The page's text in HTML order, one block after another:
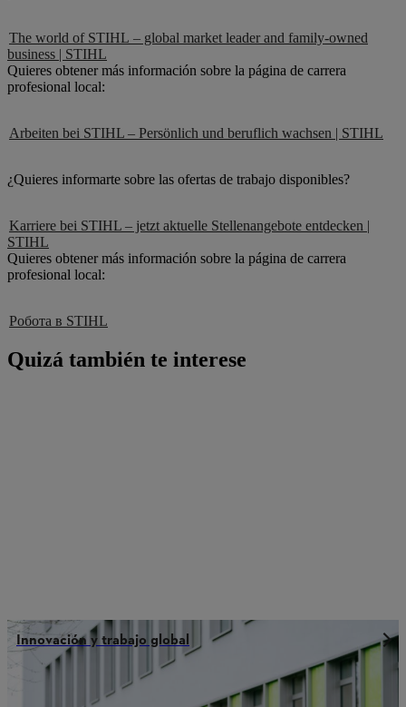
The world of STIHL – global market leader and family-owned
business | STIHL
Quieres obtener más información sobre la página de carrera
profesional local:
Arbeiten bei STIHL – Persönlich und beruflich wachsen | STIHL
¿Quieres informarte sobre las ofertas de trabajo disponibles?
Karriere bei STIHL – jetzt aktuelle Stellenangebote entdecken |
STIHL
Quieres obtener más información sobre la página de carrera
profesional local:
Робота в STIHL
Quizá también te interese
Innovación y trabajo global